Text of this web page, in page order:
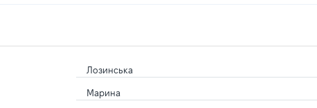
Лозинська
Марина